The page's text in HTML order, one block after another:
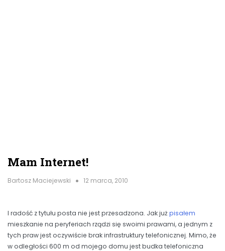
Mam Internet!
Bartosz Maciejewski 12 marca, 2010
I radość z tytułu posta nie jest przesadzona. Jak już pisałem
mieszkanie na peryferiach rządzi się swoimi prawami, a jednym z
tych praw jest oczywiście brak infrastruktury telefonicznej. Mimo, że
w odległości 600 m od mojego domu jest budka telefoniczna